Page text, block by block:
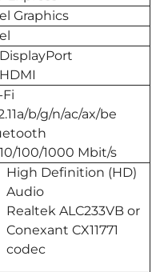
Graphics
b/g/n/ac/ax/be
100/1000 Mbit/s
High Definition (HD)
Audio
Realtek ALC233VB or
Conexant CX11771
codec